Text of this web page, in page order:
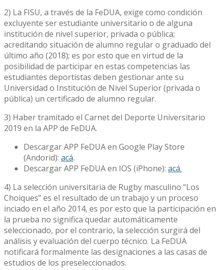
2) La FISU, a través de la FeDUA, exige como condición
excluyente ser estudiante universitario o de alguna
institución de nivel superior, privada o pública;
acreditando situación de alumno regular o graduado del
último año (2018); es por esto que en virtud de la
posibilidad de participar en estas competencias las
estudiantes deportistas deben gestionar ante su
Universidad o Institución de Nivel Superior (privada o
pública) un certificado de alumno regular.
3) Haber tramitado el Carnet del Deporte Universitario
2019 en la APP de FeDUA.
Descargar APP FeDUA en Google Play Store
(Andorid): acá.
Descargar APP FeDUA en IOS (iPhone): acá.
4) La selección universitaria de Rugby masculino “Los
Choiques” es el resultado de un trabajo y un proceso
inciado en el año 2014, es por esto que la participación en
la prueba no significa quedar automáticamente
seleccionado, por el contrario, la selección surgirá del
análisis y evaluación del cuerpo técnico. La FeDUA
notificará formalmente las designaciones a las casas de
estudios de los preseleccionados.